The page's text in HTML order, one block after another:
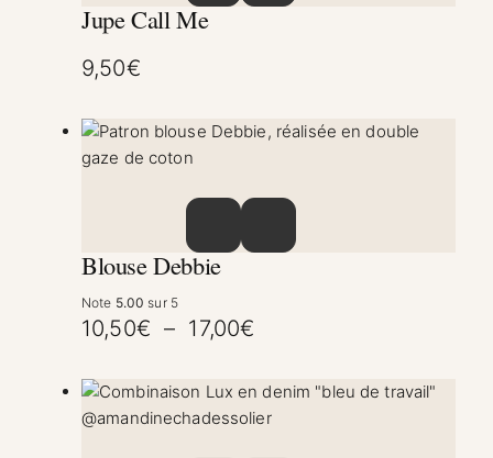
Jupe Call Me
9,50€
Blouse Debbie
Note 5.00 sur 5
10,50€ – 17,00€